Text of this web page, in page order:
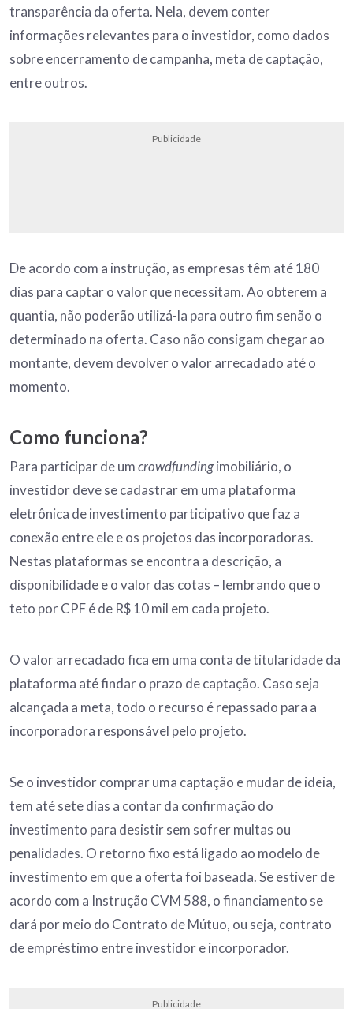
transparência da oferta. Nela, devem conter
informações relevantes para o investidor, como dados
sobre encerramento de campanha, meta de captação,
entre outros.
Publicidade
De acordo com a instrução, as empresas têm até 180
dias para captar o valor que necessitam. Ao obterem a
quantia, não poderão utilizá-la para outro fim senão o
determinado na oferta. Caso não consigam chegar ao
montante, devem devolver o valor arrecadado até o
momento.
Como funciona?
Para participar de umcrowdfundingimobiliário, o
investidor deve se cadastrar em uma plataforma
eletrônica de investimento participativo que faz a
conexão entre ele e os projetos das incorporadoras.
Nestas plataformas se encontra a descrição, a
disponibilidade e o valor das cotas – lembrando que o
teto por CPF é de R$ 10 mil em cada projeto.
O valor arrecadado fica em uma conta de titularidade da
plataforma até findar o prazo de captação. Caso seja
alcançada a meta, todo o recurso é repassado para a
incorporadora responsável pelo projeto.
Se o investidor comprar uma captação e mudar de ideia,
tem até sete dias a contar da confirmação do
investimento para desistir sem sofrer multas ou
penalidades. O retorno fixo está ligado ao modelo de
investimento em que a oferta foi baseada. Se estiver de
acordo com a Instrução CVM 588, o financiamento se
dará por meio do Contrato de Mútuo, ou seja, contrato
de empréstimo entre investidor e incorporador.
Publicidade